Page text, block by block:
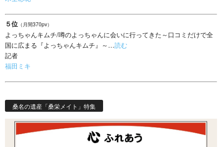
５位 （月間370pv）
よっちゃんキムチ/噂のよっちゃんに会いに行ってきた～口コミだけで全
国に広まる『よっちゃんキムチ』～…読む
記者
福田ミキ
桑名の遺産「桑栄メイト」特集